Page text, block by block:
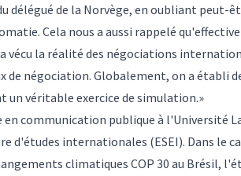
délégué de la Norvège, en oubliant
Cela nous a aussi rappelé
vécu la réalité des négociations
de négociation. Globalement, on a établi
un véritable exercice de simulation.»
communication publique à l'Université
d'études internationales (ESEI). Dans le
climatiques COP 30 au Brésil,